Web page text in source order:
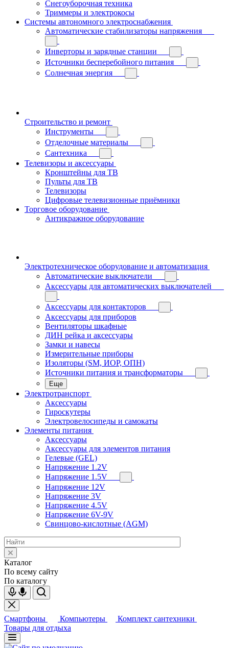
Снегоуборочная техника
Триммеры и электрокосы
Системы автономного электроснабжения
Автоматические стабилизаторы напряжения
Инверторы и зарядные станции
Источники бесперебойного питания
Солнечная энергия
Строительство и ремонт
Инструменты
Отделочные материалы
Сантехника
Телевизоры и аксессуары
Кронштейны для ТВ
Пульты для ТВ
Телевизоры
Цифровые телевизионные приёмники
Торговое оборудование
Антикражное оборудование
Электротехническое оборудование и автоматизация
Автоматические выключатели
Аксессуары для автоматических выключателей
Аксессуары для контакторов
Аксессуары для приборов
Вентиляторы шкафные
ДИН рейка и аксессуары
Замки и навесы
Измерительные приборы
Изоляторы (SM, ИОР, ОПН)
Источники питания и трансформаторы
Еще
Электротранспорт
Аксессуары
Гироскутеры
Электровелосипеды и самокаты
Элементы питания
Аксессуары
Аксессуары для элементов питания
Гелевые (GEL)
Напряжение 1.2V
Напряжение 1.5V
Напряжение 12V
Напряжение 3V
Напряжение 4.5V
Напряжение 6V-9V
Свинцово-кислотные (AGM)
Каталог
По всему сайту
По каталогу
Смартфоны Компьютеры
Комплект сантехники
Товары для отдыха